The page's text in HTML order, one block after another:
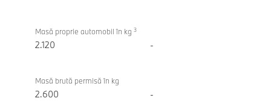
Masă proprie automobil în kg 3
2.120 -
Masă brută permisă în kg
2.600 -